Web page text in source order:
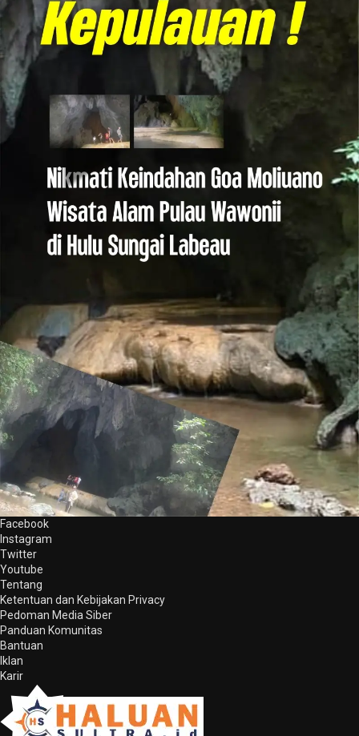
Facebook
Instagram
Twitter
Youtube
Tentang
Ketentuan dan Kebijakan Privacy
Pedoman Media Siber
Panduan Komunitas
Bantuan
Iklan
Karir